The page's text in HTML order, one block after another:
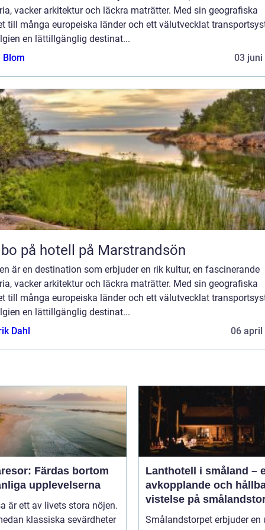
vacker arkitektur och läckra maträtter. Med sin geografiska
till många europeiska länder och ett välutvecklat
en lättillgänglig destinat...
Blom
03 juni
på hotell på Marstrandsön
är en destination som erbjuder en rik kultur, en fascinerande
vacker arkitektur och läckra maträtter. Med sin geografiska
till många europeiska länder och ett välutvecklat
en lättillgänglig destinat...
Dahl
06 april
Färdas bortom
upplevelserna
är ett av livets stora nöjen.
klassiska sevärdheter
Lanthotell i småland –
avkopplande och
vistelse på
Smålandstorpet erbjuder en